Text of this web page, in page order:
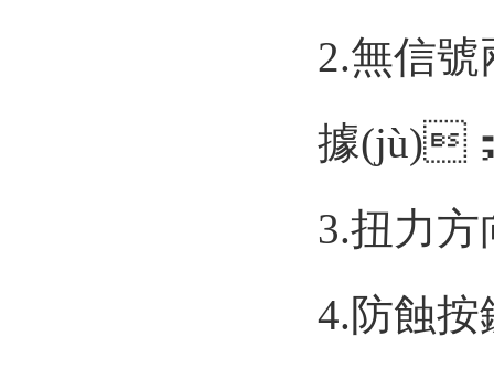
2.無信號
據(jù)
3.扭力方
4.防蝕按